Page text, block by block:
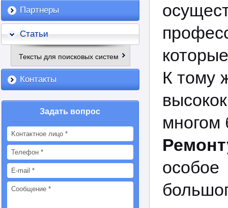
Партнеры
Статьи
Тексты для поисковых систем
Контакты
Задать вопрос
К тому
многом